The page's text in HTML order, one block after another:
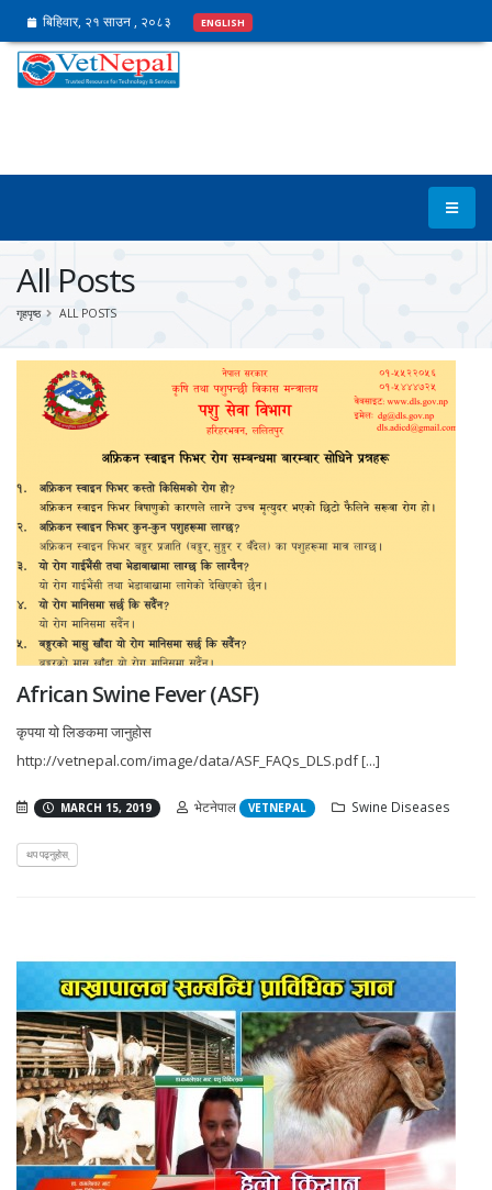
बिहिवार, २१ साउन , २०८३ ENGLISH
All Posts
गृहपृष्ठ ALL POSTS
African Swine Fever (ASF)
कृपया यो लिङकमा जानुहोस
http://vetnepal.com/image/data/ASF_FAQs_DLS.pdf [...]
MARCH 15, 2019 भेटनेपाल VETNEPAL Swine Diseases
थप पढ्नुहोस्